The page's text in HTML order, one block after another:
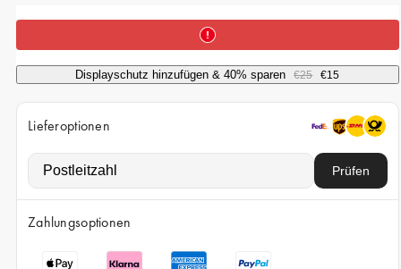
iPhone 14 Pro
iPhone 14
iPhone 13 Pro
iPhone 13
Alle Handymodelle
Displayschutz hinzufügen & 40% sparen €25 €15
Lieferoptionen
Prüfen
Zahlungsoptionen